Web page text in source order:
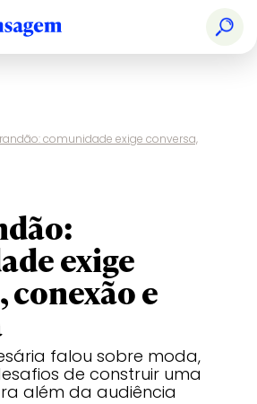
comunidade exige conversa,
exige
conexão e
falou sobre moda,
de construir uma
além da audiência